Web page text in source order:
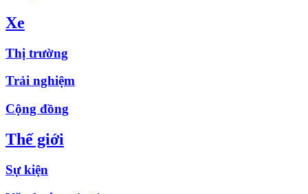
Xe
Thị trường
Trải nghiệm
Cộng đồng
Thế giới
Sự kiện